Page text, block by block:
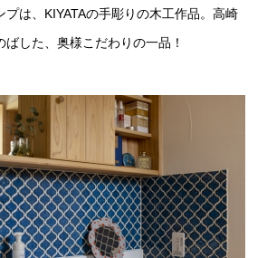
プは、KIYATAの手彫りの木工作品。高崎
した、奥様こだわりの一品！